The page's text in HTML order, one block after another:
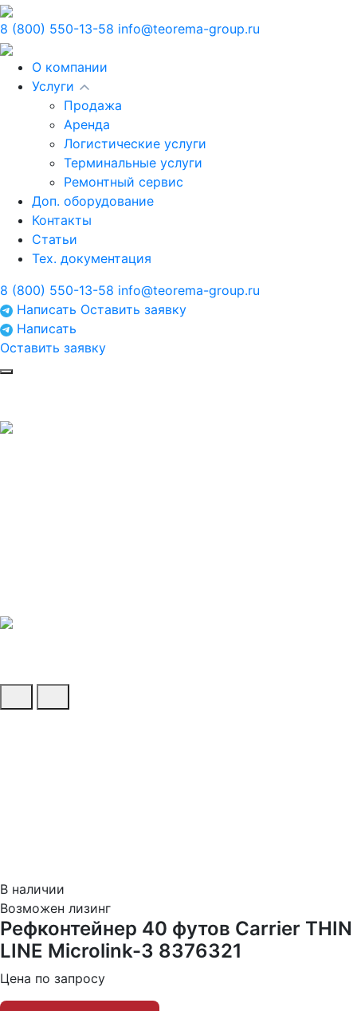
8 (800) 550-13-58 info@teorema-group.ru
О компании
Услуги
Продажа
Аренда
Логистические услуги
Терминальные услуги
Ремонтный сервис
Доп. оборудование
Контакты
Статьи
Тех. документация
8 (800) 550-13-58 info@teorema-group.ru
Написать Оставить заявку
Написать
Оставить заявку
В наличии
Возможен лизинг
Рефконтейнер 40 футов Carrier THIN
LINE Microlink-3 8376321
Цена по запросу